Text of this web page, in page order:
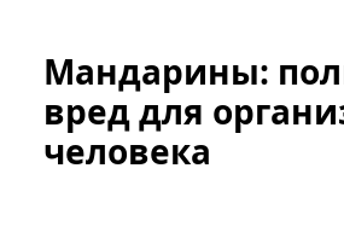
Мандарины:
вред для
человека